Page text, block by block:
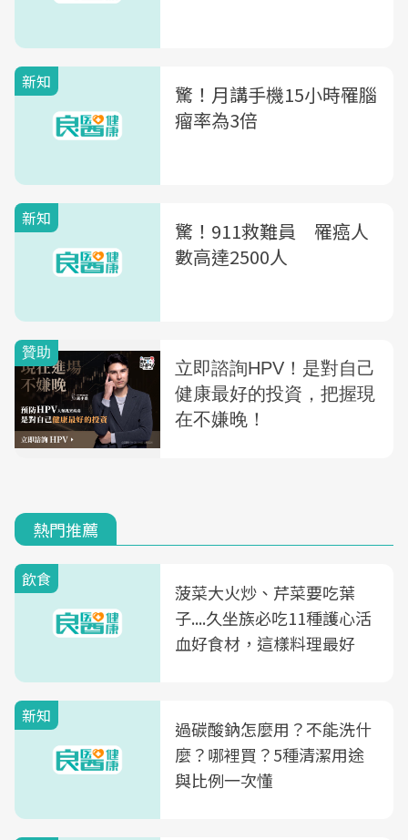
新知
驚！月講手機15小時罹腦
瘤率為3倍
新知
驚！911救難員 罹癌人
數高達2500人
熱門推薦
飲食
菠菜大火炒、芹菜要吃葉
子....久坐族必吃11種護心活
血好食材，這樣料理最好
新知
過碳酸鈉怎麼用？不能洗什
麼？哪裡買？5種清潔用途
與比例一次懂